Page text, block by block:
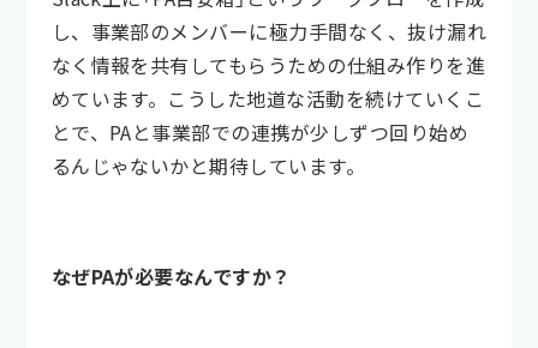
し、事業部のメンバーに極力手間なく、抜け漏れ
なく情報を共有してもらうための仕組み作りを進
めています。こうした地道な活動を続けていくこ
とで、PAと事業部での連携が少しずつ回り始め
るんじゃないかと期待しています。
なぜPAが必要なんですか？